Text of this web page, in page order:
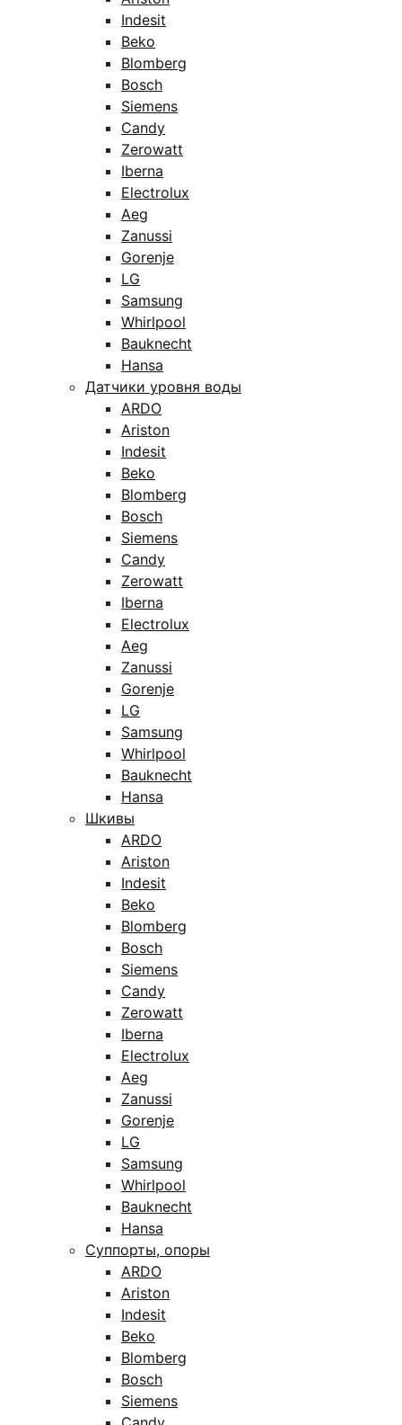
Indesit
Beko
Blomberg
Bosch
Siemens
Candy
Zerowatt
Iberna
Electrolux
Aeg
Zanussi
Gorenje
LG
Samsung
Whirlpool
Bauknecht
Hansa
Датчики уровня воды
ARDO
Ariston
Indesit
Beko
Blomberg
Bosch
Siemens
Candy
Zerowatt
Iberna
Electrolux
Aeg
Zanussi
Gorenje
LG
Samsung
Whirlpool
Bauknecht
Hansa
Шкивы
ARDO
Ariston
Indesit
Beko
Blomberg
Bosch
Siemens
Candy
Zerowatt
Iberna
Electrolux
Aeg
Zanussi
Gorenje
LG
Samsung
Whirlpool
Bauknecht
Hansa
Суппорты, опоры
ARDO
Ariston
Indesit
Beko
Blomberg
Bosch
Siemens